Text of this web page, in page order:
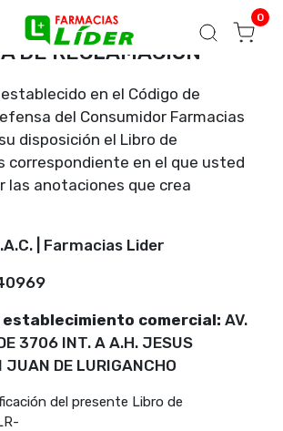
Seguir mi pedido 0
DE RECLAMACIÓN
en el Código de
del Consumidor Farmacias
disposición el Libro de
correspondiente en el que usted
las anotaciones que crea
| Farmacias Lider
establecimiento comercial: AV.
3706 INT. A A.H. JESUS
JUAN DE LURIGANCHO
del presente Libro de